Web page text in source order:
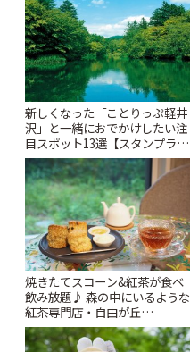
新しくなった「ことりっぷ軽井
沢」と一緒におでかけしたい注
目スポット13選【スタンプラリ
ー開催中】 | ことりっぷ
焼きたてスコーン&紅茶が食べ
飲み放題♪ 森の中にいるような
紅茶専門店・自由が丘
「YOTSUBA TEA」でのんびり
時間 | ことりっぷ